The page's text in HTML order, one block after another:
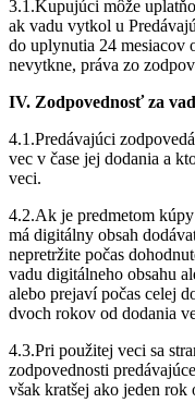
3.1.Kupujúci môže
ak vadu vytkol u
do uplynutia 24 mesiacov
nevytkne, práva zo
IV. Zodpovednosť za
4.1.Predávajúci
vec v čase jej dodania a
veci.
4.2.Ak je predmetom
má digitálny obsah
nepretržite počas
vadu digitálneho obsahu
alebo prejaví počas celej
dvoch rokov od dodania
4.3.Pri použitej veci sa
zodpovednosti
však kratšej ako jeden rok